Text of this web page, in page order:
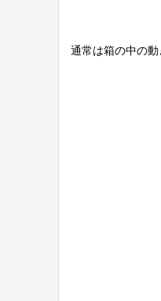
通常は箱の中の